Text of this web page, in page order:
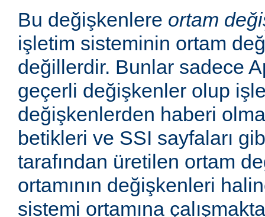
Bu değişkenlere ortam
işletim sisteminin ortam
değillerdir. Bunlar sadece
geçerli değişkenler olup
değişkenlerden haberi
betikleri ve SSI sayfaları
tarafından üretilen ortam
ortamının değişkenleri
sistemi ortamına